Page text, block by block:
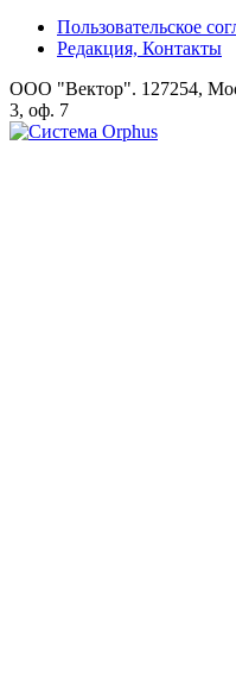
Пользовательское
Редакция, Контакты
ООО "Вектор". 127254,
3, оф. 7